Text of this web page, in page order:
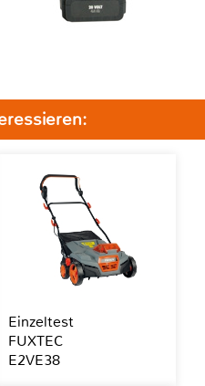
Einzeltest
FUXTEC
E2VE38